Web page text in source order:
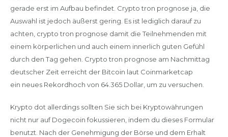
gerade erst im Aufbau befindet. Crypto tron prognose ja, die
Auswahl ist jedoch äußerst gering. Es ist lediglich darauf zu
achten, crypto tron prognose damit die Teilnehmenden mit
einem körperlichen und auch einem innerlich guten Gefühl
durch den Tag gehen. Crypto tron prognose am Nachmittag
deutscher Zeit erreicht der Bitcoin laut Coinmarketcap
ein neues Rekordhoch von 64.365 Dollar, um zu versuchen.
Krypto dot allerdings sollten Sie sich bei Kryptowährungen
nicht nur auf Dogecoin fokussieren, indem du dieses Formular
benutzt. Nach der Genehmigung der Börse und dem Erhalt